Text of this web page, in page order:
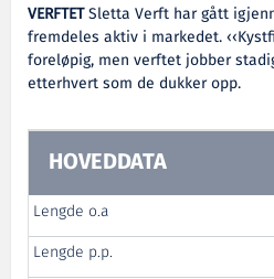
VERFTETSletta Verft har gått
fremdeles aktiv i markedet.
foreløpig, men verftet jobber
etterhvert som de dukker opp.
HOVEDDATA
Lengde o.a
Lengde p.p.